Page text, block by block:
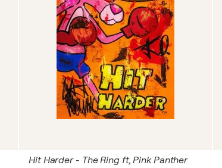
Hit Harder - The Ring ft, Pink Panther